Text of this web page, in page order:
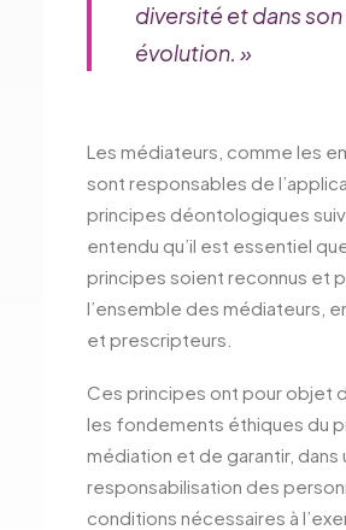
diversité et dans son
évolution. »
Les médiateurs, comme les
sont responsables de
principes déontologiques
entendu qu’il est essentiel
principes soient reconnus et
l’ensemble des médiateurs,
et prescripteurs.
Ces principes ont pour objet
les fondements éthiques du
médiation et de garantir, dans
responsabilisation des
conditions nécessaires à